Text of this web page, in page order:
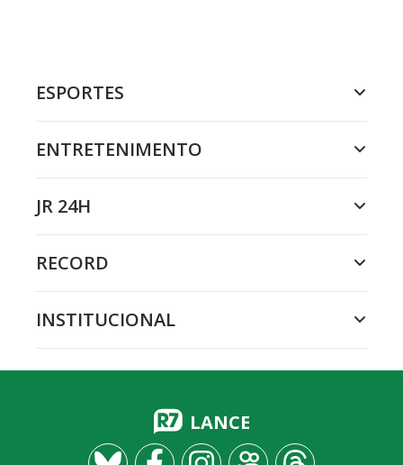
ESPORTES
ENTRETENIMENTO
JR 24H
RECORD
INSTITUCIONAL
LANCE